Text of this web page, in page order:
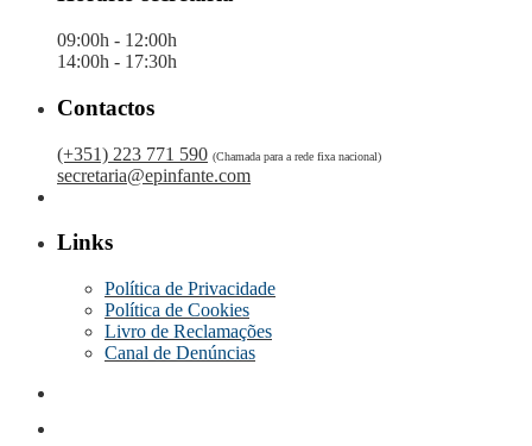
09:00h - 12:00h
14:00h - 17:30h
Contactos
(+351) 223 771 590 (Chamada para a rede fixa nacional)
secretaria@epinfante.com
Links
Política de Privacidade
Política de Cookies
Livro de Reclamações
Canal de Denúncias